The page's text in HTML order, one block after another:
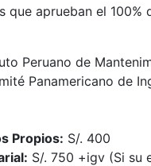
que aprueban el
Peruano de
Panamericano de
Propios: S/. 400
S/. 750 +igv (Si su